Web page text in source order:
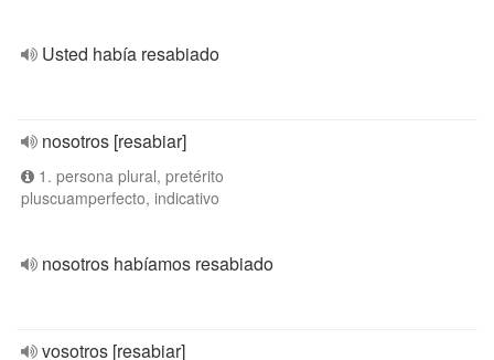
Usted había resabiado
nosotros [resabiar]
1. persona plural, pretérito
pluscuamperfecto, indicativo
nosotros habíamos resabiado
vosotros [resabiar]